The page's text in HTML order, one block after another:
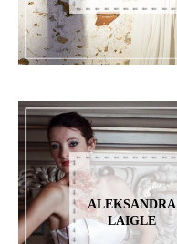
ALEKSANDRA
LAIGLE